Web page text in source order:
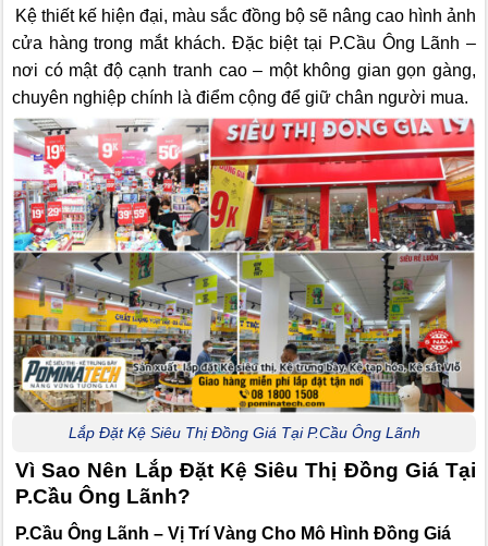
Kệ thiết kế hiện đại, màu sắc đồng bộ sẽ nâng cao hình ảnh
cửa hàng trong mắt khách. Đặc biệt tại P.Cầu Ông Lãnh –
nơi có mật độ cạnh tranh cao – một không gian gọn gàng,
chuyên nghiệp chính là điểm cộng để giữ chân người mua.
Lắp Đặt Kệ Siêu Thị Đồng Giá Tại P.Cầu Ông Lãnh
Vì Sao Nên Lắp Đặt Kệ Siêu Thị Đồng Giá Tại
P.Cầu Ông Lãnh?
P.Cầu Ông Lãnh – Vị Trí Vàng Cho Mô Hình Đồng Giá